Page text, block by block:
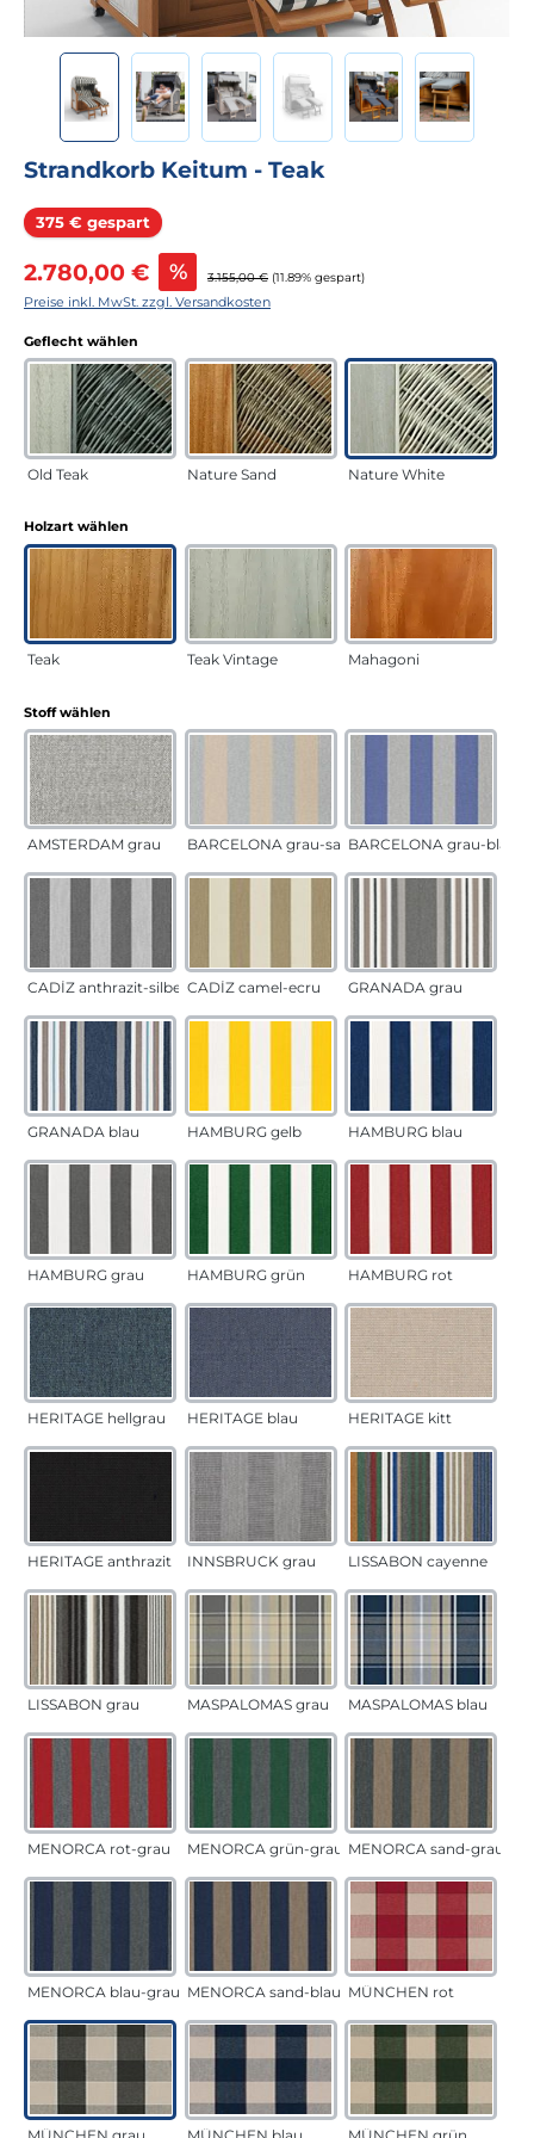
Strandkorb Keitum - Teak
375 € gespart Rabatt
Verkaufspreis:
2.780,00 € % Regulärer Preis:
3.155,00 € (11.89% gespart)
Preise inkl. MwSt. zzgl. Versandkosten
Geflecht wählen
Old Teak Nature Sand Nature White
Holzart wählen
Teak Teak Vintage Mahagoni
Stoff wählen
AMSTERDAM grau BARCELONA grau-sandBARCELONA grau-blau
CADÍZ anthrazit-silber CADÍZ camel-ecru GRANADA grau
GRANADA blau HAMBURG gelb HAMBURG blau
HAMBURG grau HAMBURG grün HAMBURG rot
HERITAGE hellgrau HERITAGE blau HERITAGE kitt
HERITAGE anthrazit INNSBRUCK grau LISSABON cayenne
LISSABON grau MASPALOMAS grau MASPALOMAS blau
MENORCA rot-grau MENORCA grün-grau MENORCA sand-grau
MENORCA blau-grau MENORCA sand-blau MÜNCHEN rot